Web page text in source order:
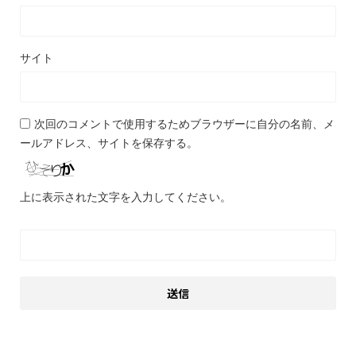
サイト
次回のコメントで使用するためブラウザーに自分の名前、メ
ールアドレス、サイトを保存する。
上に表示された文字を入力してください。